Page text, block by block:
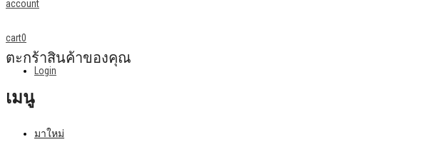
account
Login
cart0
ตะกร้าสินค้าของคุณ
เมนู
มาใหม่